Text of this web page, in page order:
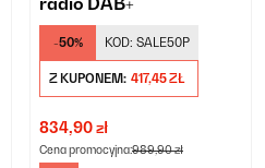
-50% KOD: SALE50P
Z KUPONEM: 417,45 ZŁ
834,90 zł
Cena promocyjna:989,90 zł